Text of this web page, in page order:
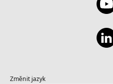
Změnit jazyk